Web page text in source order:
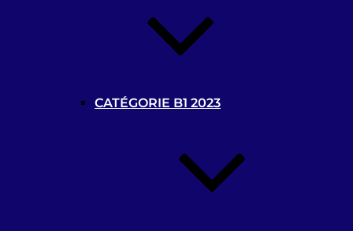
CATÉGORIE B1 2023
Partenaires de la Commission Cécifoot